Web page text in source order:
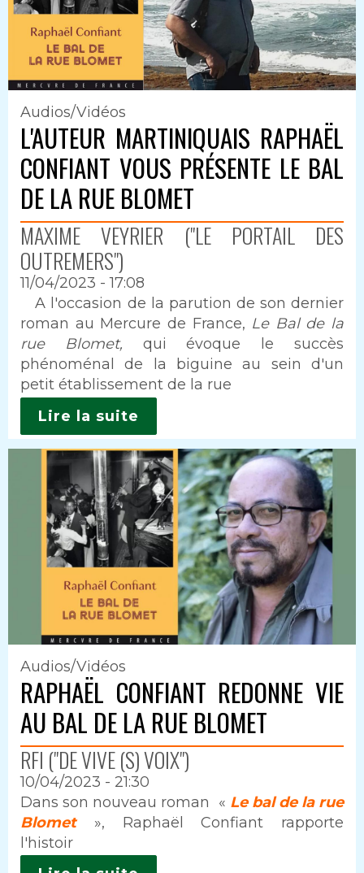
Audios/Vidéos
L'AUTEUR MARTINIQUAIS RAPHAËL
CONFIANT VOUS PRÉSENTE LE BAL
DE LA RUE BLOMET
MAXIME VEYRIER ("LE PORTAIL DES
OUTREMERS")
11/04/2023 - 17:08
Intro
A l'occasion de la parution de son dernier
roman au Mercure de France, Le Bal de la
rue Blomet, qui évoque le succès
phénoménal de la biguine au sein d'un
petit établissement de la rue
Lire la suite
Audios/Vidéos
RAPHAËL CONFIANT REDONNE VIE
AU BAL DE LA RUE BLOMET
RFI ("DE VIVE (S) VOIX")
10/04/2023 - 21:30
Intro
Dans son nouveau roman « Le bal de la rue
Blomet», Raphaël Confiant rapporte
l'histoir